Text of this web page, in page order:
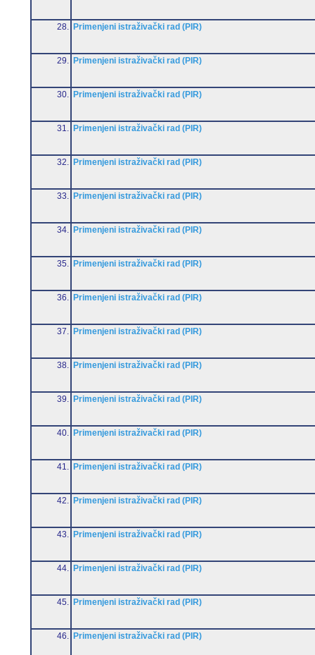
28. Primenjeni istraživački rad (PIR)
29. Primenjeni istraživački rad (PIR)
30. Primenjeni istraživački rad (PIR)
31. Primenjeni istraživački rad (PIR)
32. Primenjeni istraživački rad (PIR)
33. Primenjeni istraživački rad (PIR)
34. Primenjeni istraživački rad (PIR)
35. Primenjeni istraživački rad (PIR)
36. Primenjeni istraživački rad (PIR)
37. Primenjeni istraživački rad (PIR)
38. Primenjeni istraživački rad (PIR)
39. Primenjeni istraživački rad (PIR)
40. Primenjeni istraživački rad (PIR)
41. Primenjeni istraživački rad (PIR)
42. Primenjeni istraživački rad (PIR)
43. Primenjeni istraživački rad (PIR)
44. Primenjeni istraživački rad (PIR)
45. Primenjeni istraživački rad (PIR)
46. Primenjeni istraživački rad (PIR)